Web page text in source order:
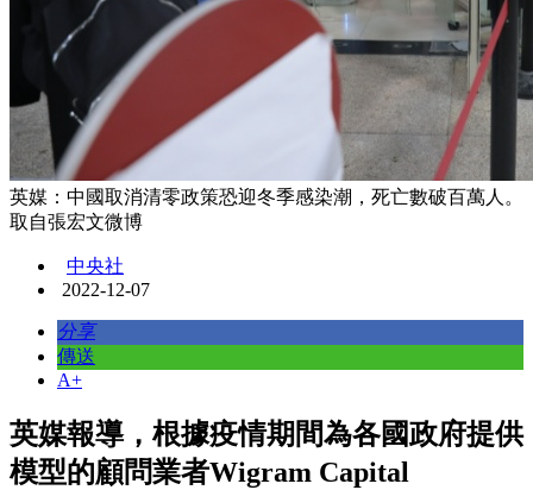
英媒：中國取消清零政策恐迎冬季感染潮，死亡數破百萬人。
取自張宏文微博
中央社
2022-12-07
分享
傳送
A+
英媒報導，根據疫情期間為各國政府提供
模型的顧問業者Wigram Capital